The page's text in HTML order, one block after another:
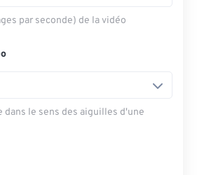
par seconde) de la vidéo
dans le sens des aiguilles d'une